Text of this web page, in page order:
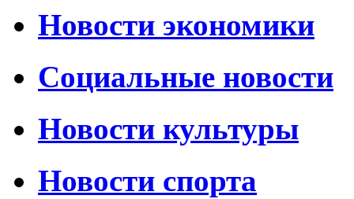
Новости экономики
Социальные новости
Новости культуры
Новости спорта